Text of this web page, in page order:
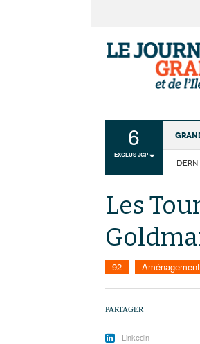
6
EXCLUS JGP
Les
92 Aménagement
PARTAGER
Linkedin